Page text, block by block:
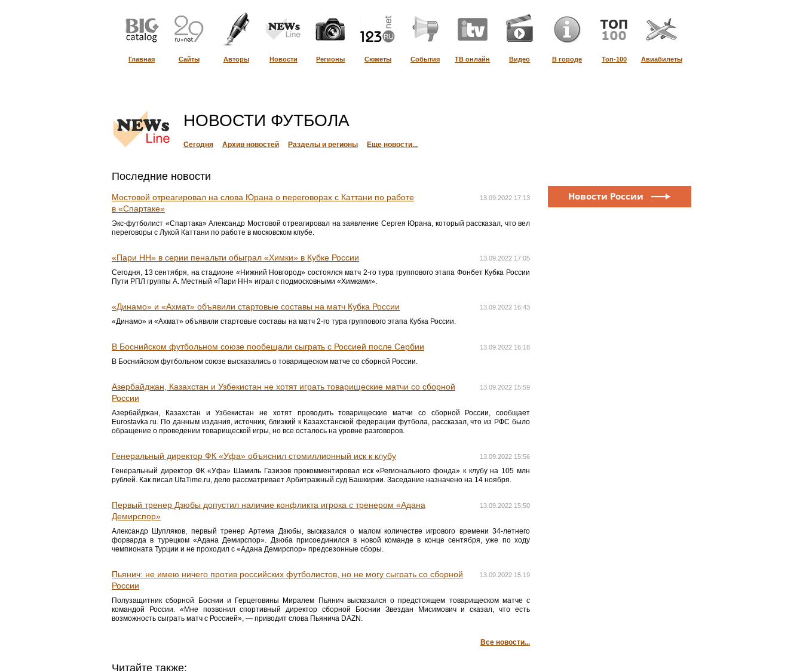
Главная Сайты Авторы Новости Регионы Сюжеты События ТВ онлайн Видео В городе Топ-100 Авиабилеты
НОВОСТИ ФУТБОЛА
Сегодня Архив новостей Разделы и регионы Еще новости...
Последние новости
13.09.2022 17:13
Мостовой отреагировал на слова Юрана о переговорах с Каттани по работе
в «Спартаке»
Экс-футболист «Спартака» Александр Мостовой отреагировал на заявление Сергея Юрана, который рассказал, что вел
переговоры с Лукой Каттани по работе в московском клубе.
13.09.2022 17:05
«Пари НН» в серии пенальти обыграл «Химки» в Кубке России
Сегодня, 13 сентября, на стадионе «Нижний Новгород» состоялся матч 2-го тура группового этапа Фонбет Кубка России
Пути РПЛ группы А. Местный «Пари НН» играл с подмосковными «Химками».
13.09.2022 16:43
«Динамо» и «Ахмат» объявили стартовые составы на матч Кубка России
«Динамо» и «Ахмат» объявили стартовые составы на матч 2-го тура группового этапа Кубка России.
13.09.2022 16:18
В Боснийском футбольном союзе пообещали сыграть с Россией после Сербии
В Боснийском футбольном союзе высказались о товарищеском матче со сборной России.
13.09.2022 15:59
Азербайджан, Казахстан и Узбекистан не хотят играть товарищеские матчи со сборной
России
Азербайджан, Казахстан и Узбекистан не хотят проводить товарищеские матчи со сборной России, сообщает
Eurostavka.ru. По данным издания, источник, близкий к Казахстанской федерации футбола, рассказал, что из РФС было
обращение о проведении товарищеской игры, но все осталось на уровне разговоров.
13.09.2022 15:56
Генеральный директор ФК «Уфа» объяснил стомиллионный иск к клубу
Генеральный директор ФК «Уфа» Шамиль Газизов прокомментировал иск «Регионального фонда» к клубу на 105 млн
рублей. Как писал UfaTime.ru, дело рассматривает Арбитражный суд Башкирии. Заседание назначено на 14 ноября.
13.09.2022 15:50
Первый тренер Дзюбы допустил наличие конфликта игрока с тренером «Адана
Демирспор»
Александр Шупляков, первый тренер Артема Дзюбы, высказался о малом количестве игрового времени 34-летнего
форварда в турецком «Адана Демирспор». Дзюба присоединился в новой команде в конце сентября, уже по ходу
чемпионата Турции и не проходил с «Адана Демирспор» предсезонные сборы.
13.09.2022 15:19
Пьянич: не имею ничего против российских футболистов, но не могу сыграть со сборной
России
Полузащитник сборной Боснии и Герцеговины Миралем Пьянич высказался о предстоящем товарищеском матче с
командой России. «Мне позвонил спортивный директор сборной Боснии Звездан Мисимович и сказал, что есть
возможность сыграть матч с Россией», — приводит слова Пьянича DAZN.
Все новости...
Новости России
Читайте также: